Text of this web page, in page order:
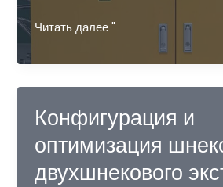
Лабораторная
пресс
плоский
вулканизатор
Читать далее "
Конфигурация и
оптимизация
двухшнекового